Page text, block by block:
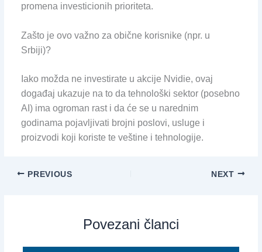
promena investicionih prioriteta.
Zašto je ovo važno za obične korisnike (npr. u
Srbiji)?
Iako možda ne investirate u akcije Nvidie, ovaj
događaj ukazuje na to da tehnološki sektor (posebno
AI) ima ogroman rast i da će se u narednim
godinama pojavljivati brojni poslovi, usluge i
proizvodi koji koriste te veštine i tehnologije.
PREVIOUS NEXT
Povezani članci